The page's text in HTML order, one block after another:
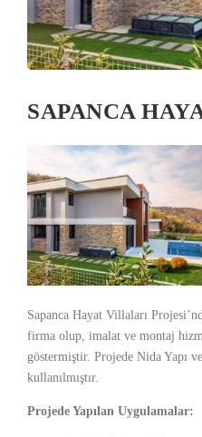
SAPANCA
Sapanca Hayat Villaları
firma olup, imalat ve montaj
göstermiştir. Projede Nida Yapı
kullanılmıştır.
Projede Yapılan Uygulamalar: